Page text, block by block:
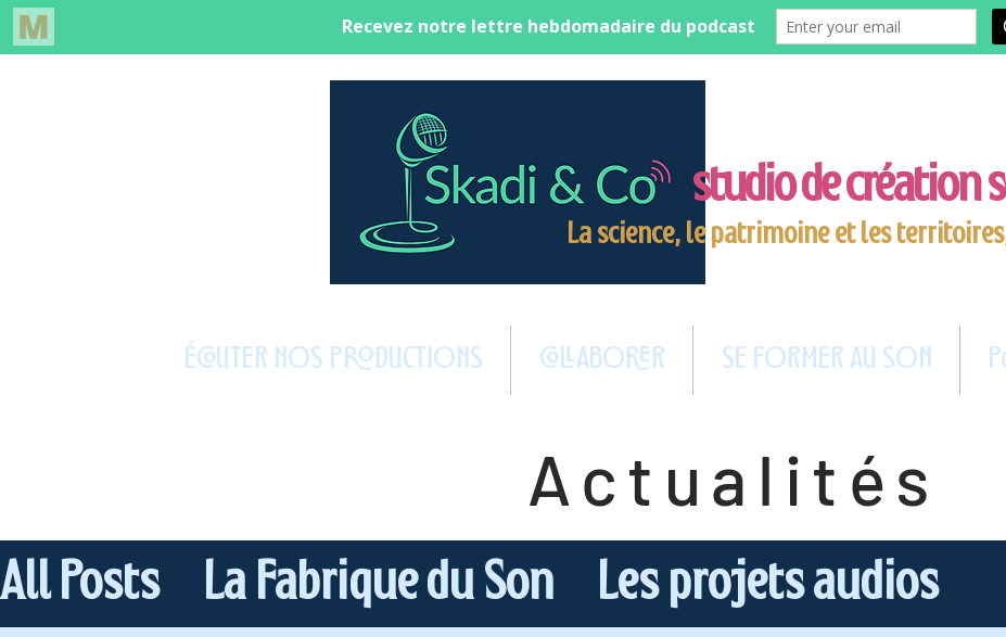
studio de création
La science, le patrimoine et les
ÉCOUTER NOS PRODUCTIONS COLLABORER SE FORMER AU SON
Actualités
All Posts La Fabrique du Son
Les projets audios